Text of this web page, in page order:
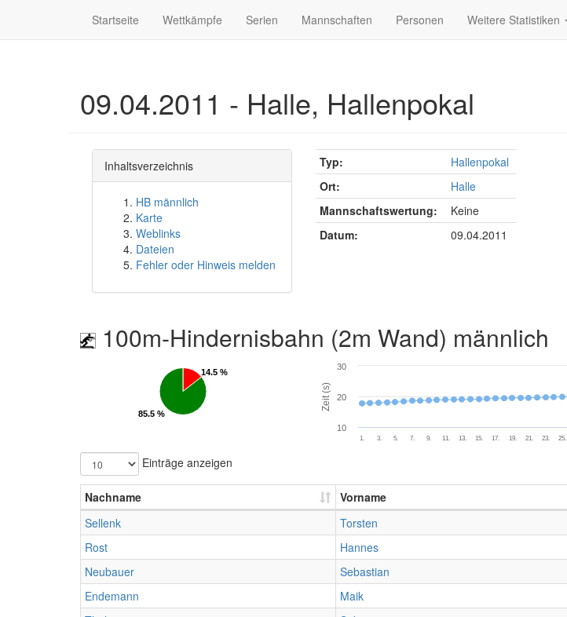
Startseite Wettkämpfe Serien Mannschaften Personen Weitere Statistiken
09.04.2011 - Halle, Hallenpokal
Inhaltsverzeichnis
HB männlich
Karte
Weblinks
Dateien
Fehler oder Hinweis melden
Typ:
Hallenpokal
Ort:
Halle
Mannschaftswertung:
Keine
Datum:
09.04.2011
100m-Hindernisbahn (2m Wand) männlich
14.5 %
14.5 %
85.5 %
85.5 %
Zeit (s)
1. 3. 5. 7. 9. 11. 13. 15. 17. 19. 21. 23. 25.
10
20
30
Einträge anzeigen
Nachname Vorname
Sellenk
Torsten
Rost
Hannes
Neubauer
Sebastian
Endemann
Maik